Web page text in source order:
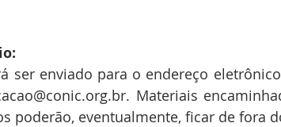
ser enviado para o endereço
Materiais
poderão, eventualmente, ficar de fora